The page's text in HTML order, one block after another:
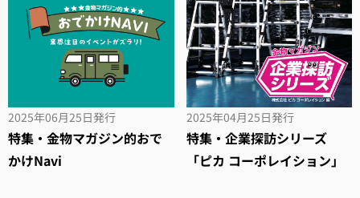
2025年06月25日発行
特集・金物マガジン的おで
かけNavi
2025年04月25日発行
特集・企業探訪シリーズ
「ピカ コーポレイション」